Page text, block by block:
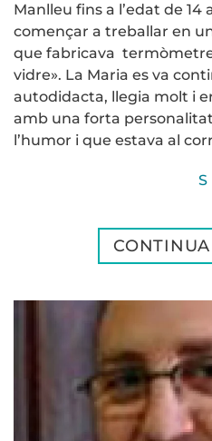
Manlleu fins a l’edat de 14
començar a treballar en
que fabricava
vidre». La Maria es va
autodidacta, llegia molt i
amb una forta
l’humor i que estava al
S